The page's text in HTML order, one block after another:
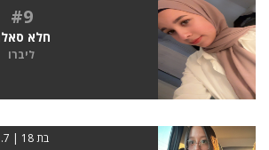
#9
חלא
ליברו
בת 18 | 1.7